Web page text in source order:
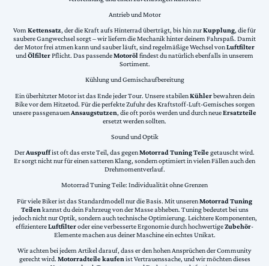
Antrieb und Motor
VomKettensatz, der die Kraft aufs Hinterrad überträgt, bis hin zurKupplung, die für
saubere Gangwechsel sorgt – wir liefern die Mechanik hinter deinem Fahrspaß. Damit
der Motor frei atmen kann und sauber läuft, sind regelmäßige Wechsel vonLuftfilter
undÖlfilterPflicht. Das passendeMotorölfindest du natürlich ebenfalls in unserem
Sortiment.
Kühlung und Gemischaufbereitung
Ein überhitzter Motor ist das Ende jeder Tour. Unsere stabilenKühlerbewahren dein
Bike vor dem Hitzetod. Für die perfekte Zufuhr des Kraftstoff-Luft-Gemisches sorgen
unsere passgenauenAnsaugstutzen, die oft porös werden und durch neueErsatzteile
ersetzt werden sollten.
Sound und Optik
DerAuspuffist oft das erste Teil, das gegenMotorrad Tuning Teilegetauscht wird.
Er sorgt nicht nur für einen satteren Klang, sondern optimiert in vielen Fällen auch den
Drehmomentverlauf.
Motorrad Tuning Teile: Individualität ohne Grenzen
Für viele Biker ist das Standardmodell nur die Basis. Mit unserenMotorrad Tuning
Teilen kannst du dein Fahrzeug von der Masse abheben. Tuning bedeutet bei uns
jedoch nicht nur Optik, sondern auch technische Optimierung. Leichtere Komponenten,
effizientereLuftfilteroder eine verbesserte Ergonomie durch hochwertigeZubehör-
Elemente machen aus deiner Maschine ein echtes Unikat.
Wir achten bei jedem Artikel darauf, dass er den hohen Ansprüchen der Community
gerecht wird. Motorradteile kaufen ist Vertrauenssache, und wir möchten dieses